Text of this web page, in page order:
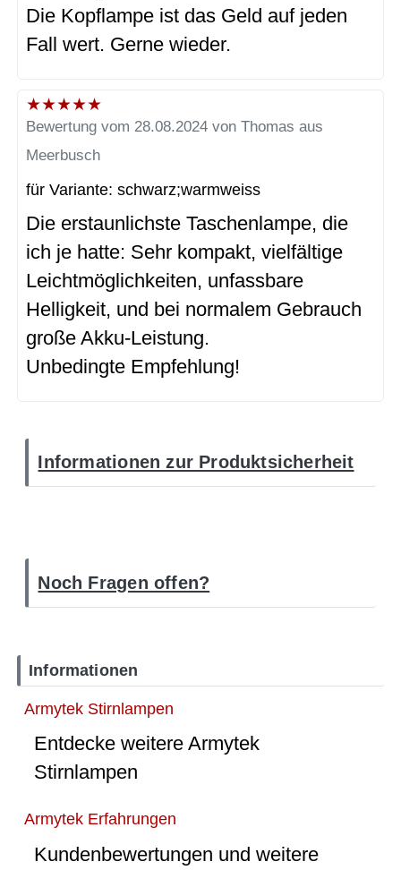
Die Kopflampe ist das Geld auf jeden
Fall wert. Gerne wieder.
★★★★★
Bewertung vom 28.08.2024 von Thomas aus
Meerbusch
für Variante: schwarz;warmweiss
Die erstaunlichste Taschenlampe, die
ich je hatte: Sehr kompakt, vielfältige
Leichtmöglichkeiten, unfassbare
Helligkeit, und bei normalem Gebrauch
große Akku-Leistung.
Unbedingte Empfehlung!
Informationen zur Produktsicherheit
Noch Fragen offen?
Informationen
Armytek Stirnlampen
Entdecke weitere Armytek
Stirnlampen
Armytek Erfahrungen
Kundenbewertungen und weitere